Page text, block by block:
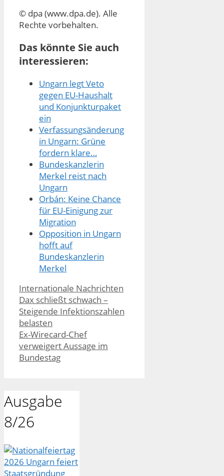
© dpa (www.dpa.de). Alle
Rechte vorbehalten.
Das könnte Sie auch
interessieren:
Ungarn legt Veto
gegen EU-Haushalt
und Konjunkturpaket
ein
Verfassungsänderung
in Ungarn: Grüne
fordern klare…
Bundeskanzlerin
Merkel reist nach
Ungarn
Orbán: Keine Chance
für EU-Einigung zur
Migration
Opposition in Ungarn
hofft auf
Bundeskanzlerin
Merkel
Kategorien
Internationale Nachrichten
Dax schließt schwach –
Steigende Infektionszahlen
belasten
Ex-Wirecard-Chef
verweigert Aussage im
Bundestag
Ausgabe
8/26